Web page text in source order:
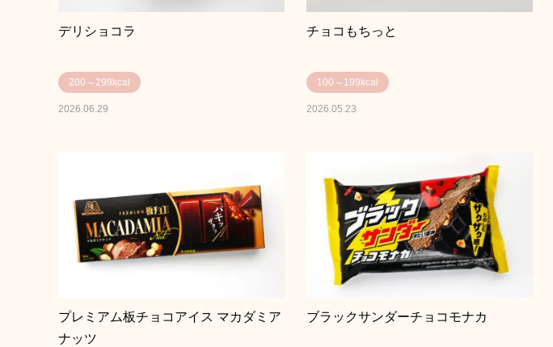
デリショコラ
200～299kcal
2026.06.29
チョコもちっと
100～199kcal
2026.05.23
プレミアム板チョコアイス マカダミア
ナッツ
ブラックサンダーチョコモナカ